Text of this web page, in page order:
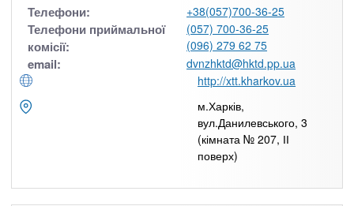
Телефони: +38(057)700-36-25
Телефони приймальної
комісії:
(057) 700-36-25
(096) 279 62 75
email:
dvnzhktd@hktd.pp.ua
http://xtt.kharkov.ua
м.Харків,
вул.Данилевського, 3
(кімната № 207, ІІ
поверх)